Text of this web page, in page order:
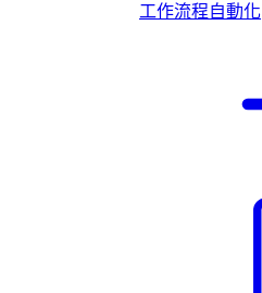
工作流程自動化